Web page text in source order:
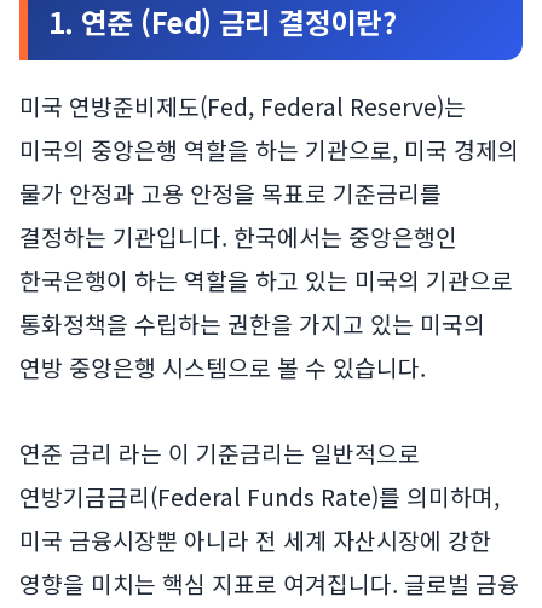
1. 연준 (Fed) 금리 결정이란?
미국 연방준비제도(Fed, Federal Reserve)는
미국의 중앙은행 역할을 하는 기관으로, 미국 경제의
물가 안정과 고용 안정을 목표로 기준금리를
결정하는 기관입니다. 한국에서는 중앙은행인
한국은행이 하는 역할을 하고 있는 미국의 기관으로
통화정책을 수립하는 권한을 가지고 있는 미국의
연방 중앙은행 시스템으로 볼 수 있습니다.
연준 금리 라는 이 기준금리는 일반적으로
연방기금금리(Federal Funds Rate)를 의미하며,
미국 금융시장뿐 아니라 전 세계 자산시장에 강한
영향을 미치는 핵심 지표로 여겨집니다. 글로벌 금융